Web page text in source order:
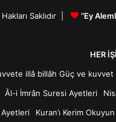
Saklıdır |
“Ey
HER
Âl-i İmrân Suresi Ayetleri
Kuran’ı Kerim Okuyun